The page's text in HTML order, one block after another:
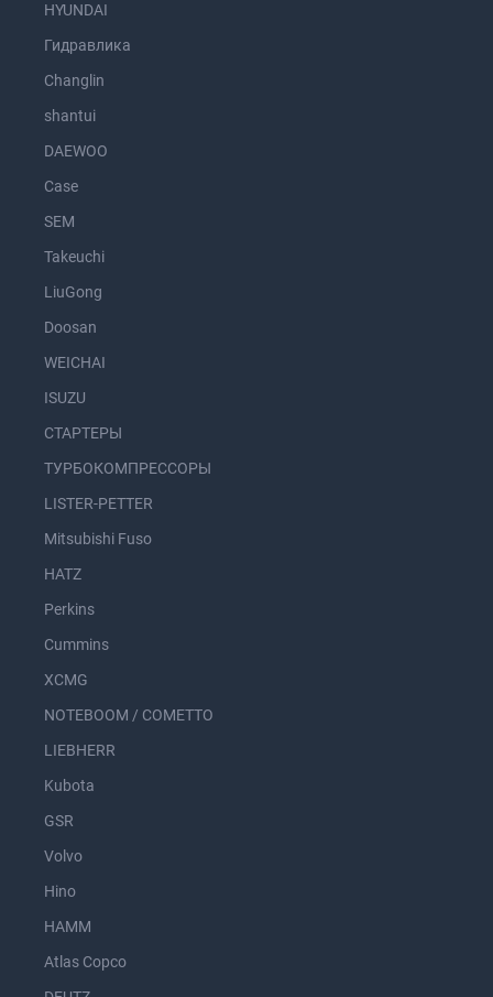
HYUNDAI
Гидравлика
Changlin
shantui
DAEWOO
Case
SEM
Takeuchi
LiuGong
Doosan
WEICHAI
ISUZU
СТАРТЕРЫ
ТУРБОКОМПРЕССОРЫ
LISTER-PETTER
Mitsubishi Fuso
HATZ
Perkins
Cummins
XCMG
NOTEBOOM / COMETTO
LIEBHERR
Kubota
GSR
Volvo
Hino
HAMM
Atlas Copco